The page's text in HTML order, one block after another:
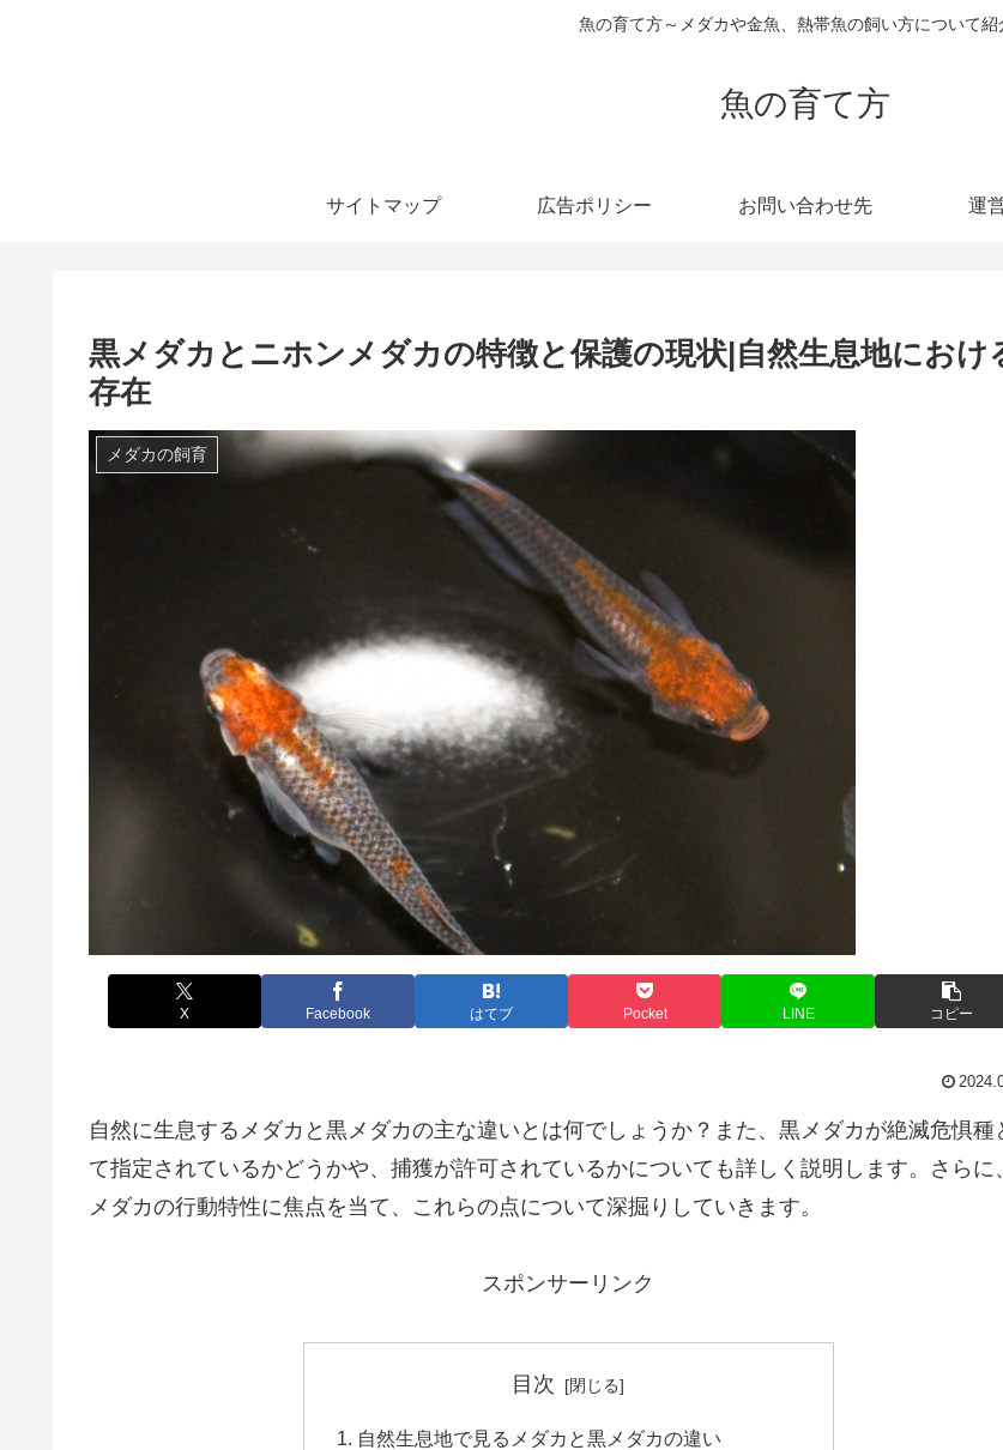
魚の育て方～メダカや金魚、熱帯魚の飼い方について紹
魚の育て方
サイトマップ 広告ポリシー お問い合わせ先 運
黒メダカとニホンメダカの特徴と保護の現状|自然生息地におけ
存在
メダカの飼育
X Facebook はてブ Pocket LINE コピー
自然に生息するメダカと黒メダカの主な違いとは何でしょうか？また、黒メダカが絶滅危惧種
て指定されているかどうかや、捕獲が許可されているかについても詳しく説明します。さらに
メダカの行動特性に焦点を当て、これらの点について深掘りしていきます。
スポンサーリンク
目次
自然生息地で見るメダカと黒メダカの違い